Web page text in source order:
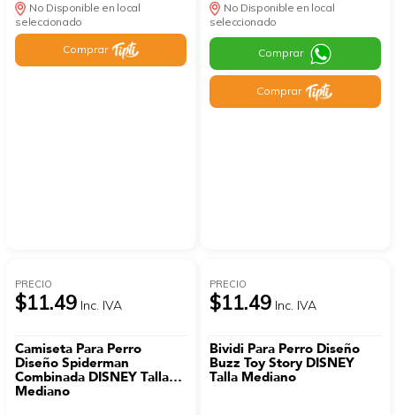
No Disponible en local
seleccionado
Comprar
No Disponible en local
seleccionado
Comprar
Comprar
PRECIO
$11.49 Inc. IVA
Camiseta Para Perro
Diseño Spiderman
Combinada DISNEY Talla
Mediano
PRECIO
$11.49 Inc. IVA
Bividi Para Perro Diseño
Buzz Toy Story DISNEY
Talla Mediano